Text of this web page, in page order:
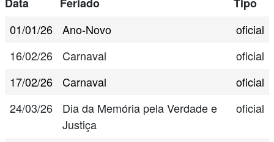
01/01/26
Ano-Novo
oficial
16/02/26
Carnaval
oficial
17/02/26
Carnaval
oficial
24/03/26
Dia da Memória pela Verdade e
Justiça
oficial